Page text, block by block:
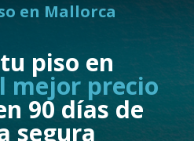
en Mallorca
piso en
mejor precio
90 días de
segura